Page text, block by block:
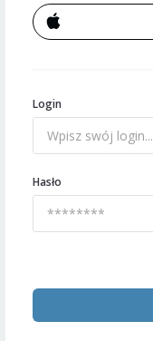
Login
Hasło